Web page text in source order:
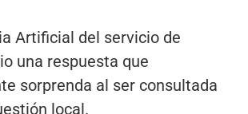
Artificial del servicio de
una respuesta que
sorprenda al ser consultada
local.